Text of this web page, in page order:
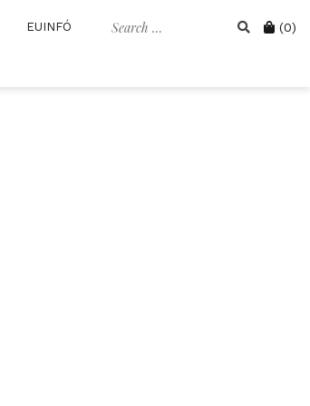
Search Cart
(0)
EUINFÓ